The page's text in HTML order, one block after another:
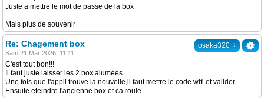
Juste a mettre le mot de passe de la box
Mais plus de souvenir
osaka320 ↓
Re: Chagement box
Sam 21 Mar 2026, 11:11
C'est tout bon!!!
Il faut juste laisser les 2 box alumées.
Une fois que l'appli trouve la nouvelle,il faut mettre le code wifi et valider
Ensuite eteindre l'ancienne box et ca roule.